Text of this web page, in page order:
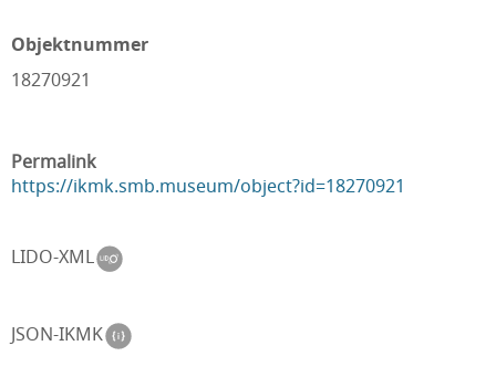
Objektnummer
18270921
Permalink
https://ikmk.smb.museum/object?id=18270921
LIDO-XML
JSON-IKMK